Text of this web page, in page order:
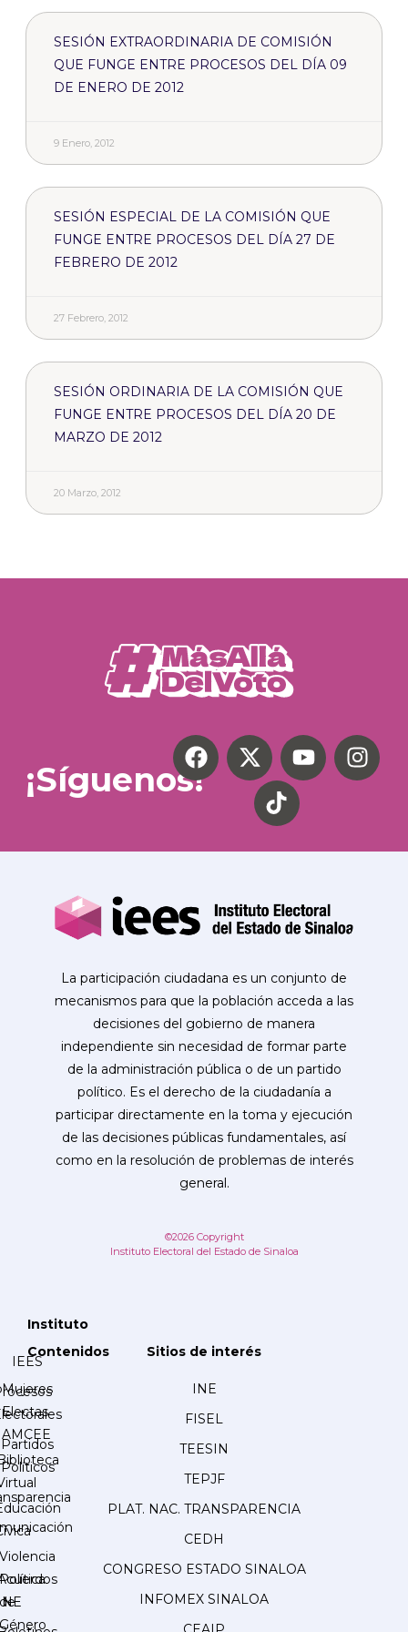
SESIÓN EXTRAORDINARIA DE COMISIÓN
QUE FUNGE ENTRE PROCESOS DEL DÍA 09
DE ENERO DE 2012
9 Enero, 2012
SESIÓN ESPECIAL DE LA COMISIÓN QUE
FUNGE ENTRE PROCESOS DEL DÍA 27 DE
FEBRERO DE 2012
27 Febrero, 2012
SESIÓN ORDINARIA DE LA COMISIÓN QUE
FUNGE ENTRE PROCESOS DEL DÍA 20 DE
MARZO DE 2012
20 Marzo, 2012
¡Síguenos!
La participación ciudadana es un conjunto de
mecanismos para que la población acceda a las
decisiones del gobierno de manera
independiente sin necesidad de formar parte
de la administración pública o de un partido
político. Es el derecho de la ciudadanía a
participar directamente en la toma y ejecución
de las decisiones públicas fundamentales, así
como en la resolución de problemas de interés
general.
©2026 Copyright
Instituto Electoral del Estado de Sinaloa
Instituto
IEES
Partidos
Políticos
Contenidos
Mujeres
Electas
AMCEE
Violencia
Política
de
Género
Sitios de interés
INE
FISEL
TEESIN
TEPJF
PLAT. NAC. TRANSPARENCIA
CEDH
CONGRESO ESTADO SINALOA
INFOMEX SINALOA